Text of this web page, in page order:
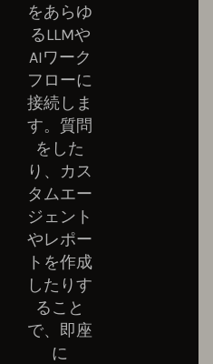
をあらゆ
るLLMや
AIワーク
フローに
接続しま
す。質問
をした
り、カス
タムエー
ジェント
やレポー
トを作成
したりす
ること
で、即座
に